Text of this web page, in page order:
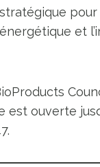
pour
et
est ouverte